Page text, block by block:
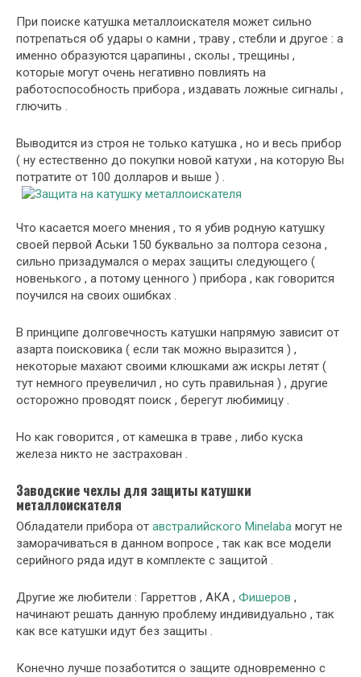
При поиске катушка металлоискателя может сильно
потрепаться об удары о камни , траву , стебли и другое : а
именно образуются царапины , сколы , трещины ,
которые могут очень негативно повлиять на
работоспособность прибора , издавать ложные сигналы ,
глючить .
Выводится из строя не только катушка , но и весь прибор
( ну естественно до покупки новой катухи , на которую Вы
потратите от 100 долларов и выше ) .
Что касается моего мнения , то я убив родную катушку
своей первой Аськи 150 буквально за полтора сезона ,
сильно призадумался о мерах защиты следующего (
новенького , а потому ценного ) прибора , как говорится
поучился на своих ошибках .
В принципе долговечность катушки напрямую зависит от
азарта поисковика ( если так можно выразится ) ,
некоторые махают своими клюшками аж искры летят (
тут немного преувеличил , но суть правильная ) , другие
осторожно проводят поиск , берегут любимицу .
Но как говорится , от камешка в траве , либо куска
железа никто не застрахован .
Заводские чехлы для защиты катушки
металлоискателя
Обладатели прибора от австралийского Minelaba могут не
заморачиваться в данном вопросе , так как все модели
серийного ряда идут в комплекте с защитой .
Другие же любители : Гарреттов , АКА , Фишеров ,
начинают решать данную проблему индивидуально , так
как все катушки идут без защиты .
Конечно лучше позаботится о защите одновременно с